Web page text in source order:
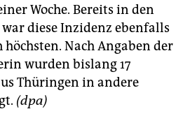
Woche. Bereits in den
diese Inzidenz ebenfalls
Nach Angaben der
wurden bislang 17
Thüringen in andere
(dpa)